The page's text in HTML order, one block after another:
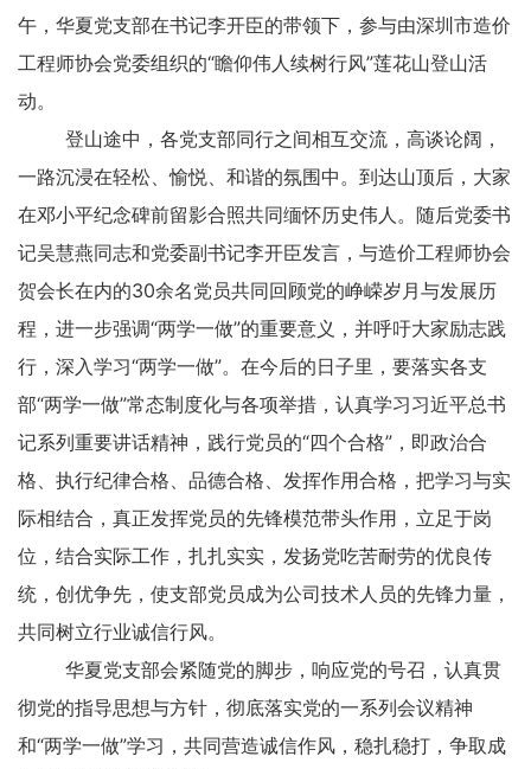
午，华夏党支部在书记李开臣的带领下，参与由深圳市造价
工程师协会党委组织的“瞻仰伟人续树行风”莲花山登山活
动。
登山途中，各党支部同行之间相互交流，高谈论阔，
一路沉浸在轻松、愉悦、和谐的氛围中。到达山顶后，大家
在邓小平纪念碑前留影合照共同缅怀历史伟人。随后党委书
记吴慧燕同志和党委副书记李开臣发言，与造价工程师协会
贺会长在内的30余名党员共同回顾党的峥嵘岁月与发展历
程，进一步强调“两学一做”的重要意义，并呼吁大家励志践
行，深入学习“两学一做”。在今后的日子里，要落实各支
部“两学一做”常态制度化与各项举措，认真学习习近平总书
记系列重要讲话精神，践行党员的“四个合格”，即政治合
格、执行纪律合格、品德合格、发挥作用合格，把学习与实
际相结合，真正发挥党员的先锋模范带头作用，立足于岗
位，结合实际工作，扎扎实实，发扬党吃苦耐劳的优良传
统，创优争先，使支部党员成为公司技术人员的先锋力量，
共同树立行业诚信行风。
华夏党支部会紧随党的脚步，响应党的号召，认真贯
彻党的指导思想与方针，彻底落实党的一系列会议精神
和“两学一做”学习，共同营造诚信作风，稳扎稳打，争取成